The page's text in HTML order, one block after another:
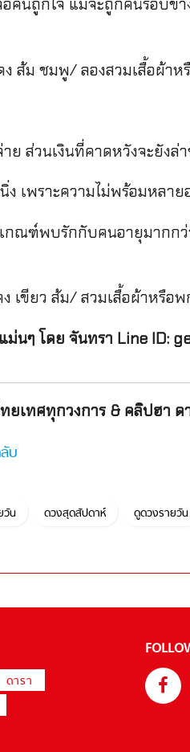
อคนถูกใจ แม้จะถูกคนรอบข้
ส้ม ชมพู/ ลองสวมเสื้อผ้าห
ย ส่วนเงินที่คาดหวังจะยังล่
เพราะความไม่พร้อมหลา
กณฑ์พบรักกับคนอายุมากกว่
เขียว ส้ม/ สวมเสื้อผ้าหรือ
ม่นๆ โดย จันทรา Line
ยเทศทุกวงการ & คลิปฮา ด
บ
วัน ดวงสุดสัปดาห์ ดูดวงรายวัน
ดารา